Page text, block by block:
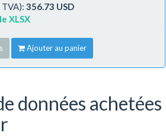
356.73 USD
XLSX
Ajouter au panier
données achetées